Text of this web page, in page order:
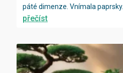
páté dimenze. Vnímala paprsky...
přečíst